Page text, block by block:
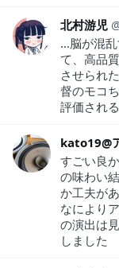
北村游児
…脳が混
て、高品
させられ
督のモコ
評価され
すごい良
の味わい
か工夫が
なにより
の演出は
しました